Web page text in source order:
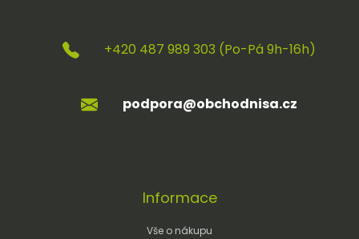
+420 487 989 303 (Po-Pá 9h-16h)
podpora@obchodnisa.cz
Informace
Vše o nákupu